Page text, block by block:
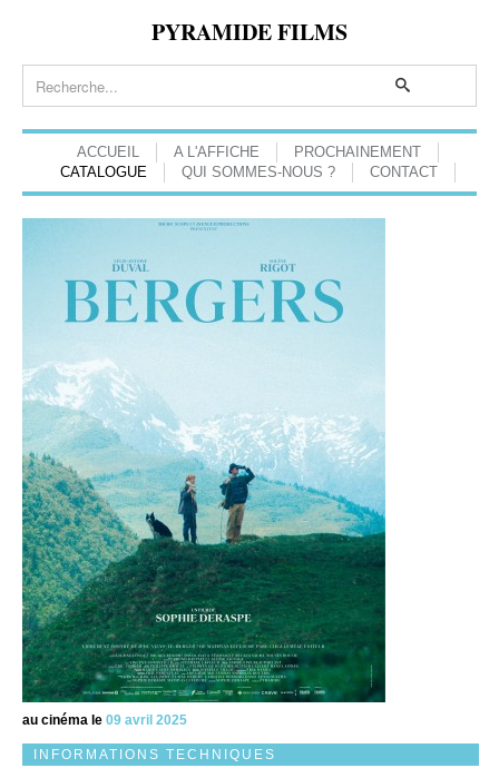
PYRAMIDE FILMS
ACCUEIL A L'AFFICHE
PROCHAINEMENT
CATALOGUE
QUI SOMMES-NOUS ? CONTACT
au cinéma le 09 avril 2025
INFORMATIONS TECHNIQUES